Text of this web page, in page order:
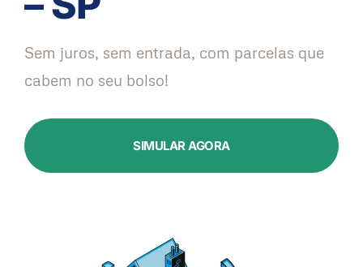
Sem juros, sem entrada, com parcelas que
cabem no seu bolso!
SIMULAR AGORA